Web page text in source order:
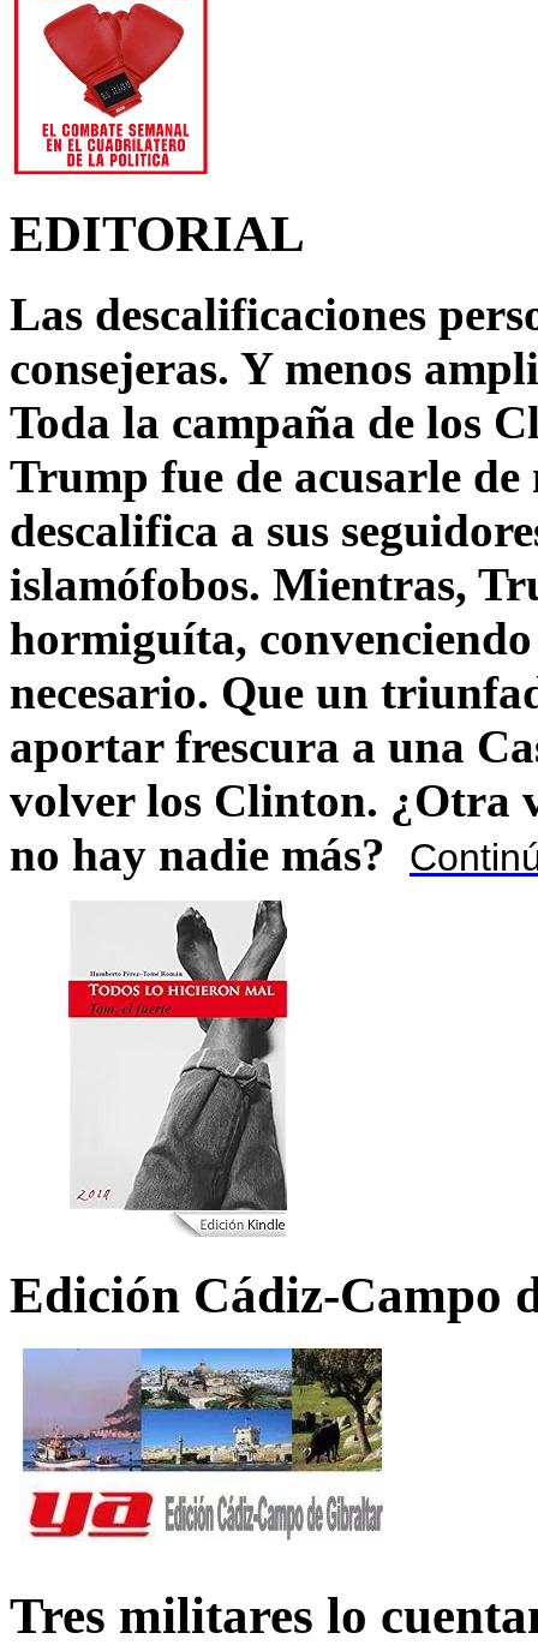
EDITORIAL
Las descalificaciones
consejeras. Y menos
Toda la campaña de los
Trump fue de acusarle
descalifica a sus
islamófobos. Mientras,
hormiguíta,
necesario. Que un
aportar frescura a una
volver los Clinton. ¿Otra
no hay nadie más?
Edición Cádiz-Campo
Tres militares lo